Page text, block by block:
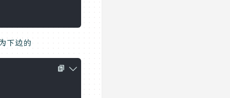
下边的